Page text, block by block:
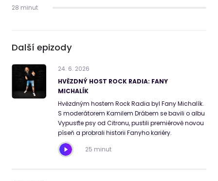
28 minut
Další epizody
24. 6. 2026
HVĚZDNÝ HOST ROCK RADIA: FANY
MICHALÍK
Hvězdným hostem Rock Radia byl Fany Michalík.
S moderátorem Kamilem Drábem se bavili o albu
Vypusťte psy od Citronu, pustili premiérově novou
píseň a probrali historii Fanyho kariéry.
25 minut